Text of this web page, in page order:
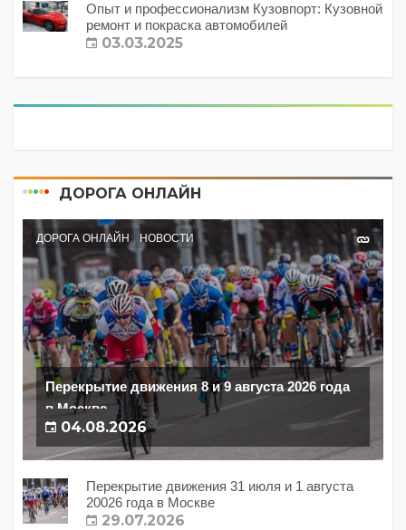
Опыт и профессионализм Кузовпорт: Кузовной
ремонт и покраска автомобилей
03.03.2025
ДОРОГА ОНЛАЙН
ДОРОГА ОНЛАЙН НОВОСТИ
Перекрытие движения 8 и 9 августа 2026 года
в Москве
04.08.2026
Перекрытие движения 31 июля и 1 августа
20026 года в Москве
29.07.2026